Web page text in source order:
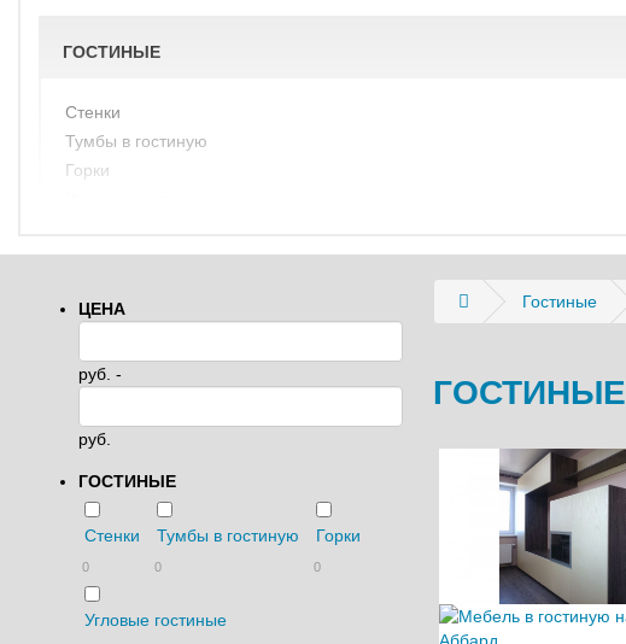
ГОСТИНЫЕ
Стенки
Тумбы в гостиную
Горки
ЦЕНА
руб. -
руб.
ГОСТИНЫЕ
Стенки
0
Тумбы в гостиную
0
Горки
0
Угловые гостиные
Гостиные